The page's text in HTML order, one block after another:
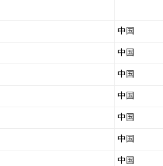
中国
中国
中国
中国
中国
中国
中国